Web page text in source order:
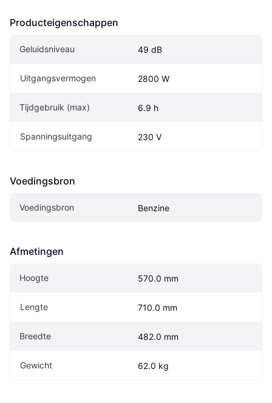
Producteigenschappen
Geluidsniveau 49 dB
Uitgangsvermogen 2800 W
Tijdgebruik (max) 6.9 h
Spanningsuitgang 230 V
Voedingsbron
Voedingsbron Benzine
Afmetingen
Hoogte 570.0 mm
Lengte 710.0 mm
Breedte 482.0 mm
Gewicht 62.0 kg